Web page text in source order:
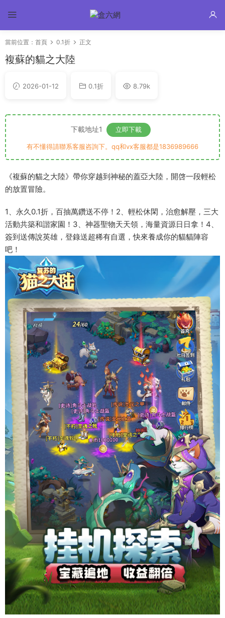
當前位置： 首頁 0.1折 正文
複蘇的貓之大陸
2026-01-12 0.1折 8.79k
下載地址1 立即下載
有不懂得請聯系客服咨詢下。qq和vx客服都是1836989666
《複蘇的貓之大陸》帶你穿越到神秘的蓋亞大陸，開啓一段輕松
的放置冒險。
1、永久0.1折，百抽萬鑽送不停！2、輕松休閑，治愈解壓，三大
活動共築和諧家園！3、神器聖物天天領，海量資源日日拿！4、
簽到送傳說英雄，登錄送超稀有自選，快來養成你的貓貓陣容
吧！